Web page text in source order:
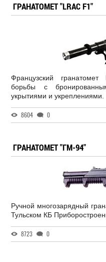
ГРАНАТОМЕТ "LRAC F1"
Французский
борьбы с
укрытиями и укреплениями.
8604 0
ГРАНАТОМЕТ "ГМ-94"
Ручной многозарядный
Тульском КБ
8723 0